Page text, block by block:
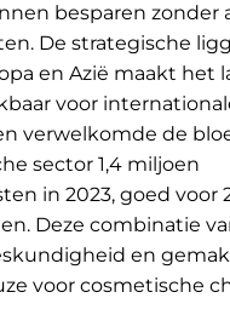
besparen zonder
De strategische
en Azië maakt het
voor
verwelkomde de
sector 1,4 miljoen
in 2023, goed voor
Deze combinatie
en
voor cosmetische